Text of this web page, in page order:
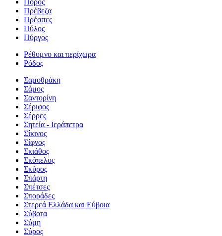
Πρέβεζα
Πρέσπες
Πύλος
Πύργος
Ρέθυμνο και περίχωρα
Ρόδος
Σαμοθράκη
Σάμος
Σαντορίνη
Σέριφος
Σέρρες
Σητεία - Ιεράπετρα
Σίκινος
Σίφνος
Σκιάθος
Σκόπελος
Σκύρος
Σπάρτη
Σπέτσες
Σποράδες
Στερεά Ελλάδα και Εύβοια
Σύβοτα
Σύμη
Σύρος